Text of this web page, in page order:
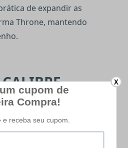
de expandir as
Throne, mantendo
-
X